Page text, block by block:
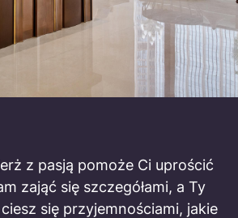
z pasją pomoże Ci uprościć
zająć się szczegółami, a Ty
się przyjemnościami, jakie